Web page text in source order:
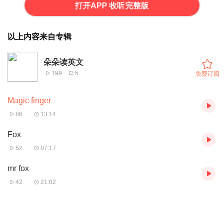
打开APP 收听完整版
以上内容来自专辑
朵朵读英文
199 5 免费订阅
Magic finger
86 13:14
Fox
52 07:17
mr fox
42 21:02